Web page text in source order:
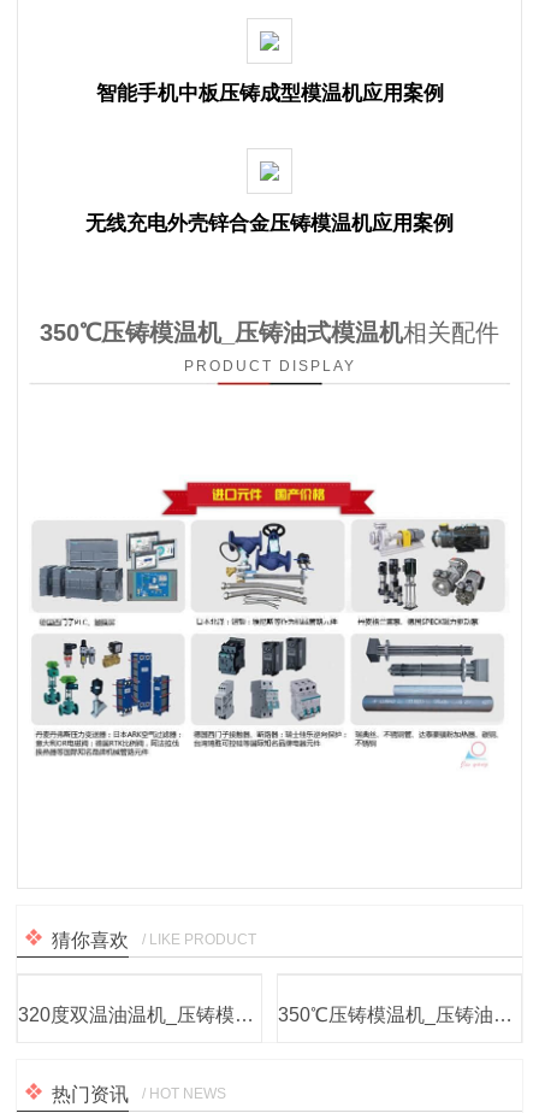
智能手机中板压铸成型模温机应用案例
无线充电外壳锌合金压铸模温机应用案例
350℃压铸模温机_压铸油式模温机相关配件
PRODUCT DISPLAY
猜你喜欢 / LIKE PRODUCT
320度双温油温机_压铸模温机厂家 350℃压铸模温机_压铸油式模温机
热门资讯 / HOT NEWS